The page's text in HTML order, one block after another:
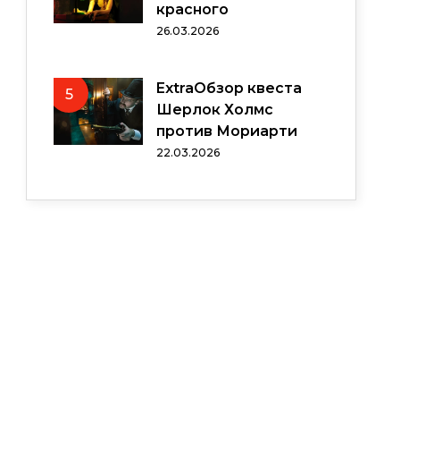
красного
26.03.2026
5
ExtraОбзор квеста
Шерлок Холмс
против Мориарти
22.03.2026